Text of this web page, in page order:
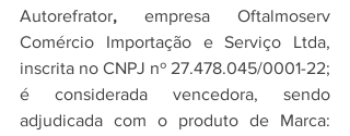
Autorefrator, empresa Oftalmoserv
Comércio Importação e Serviço Ltda,
inscrita no CNPJ nº 27.478.045/0001-22
é considerada vencedora, sendo
adjudicada com o produto de Marca: